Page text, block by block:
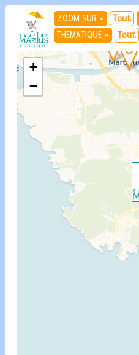
ZOOM SUR » Tout
THEMATIQUE »
Tout
+
−